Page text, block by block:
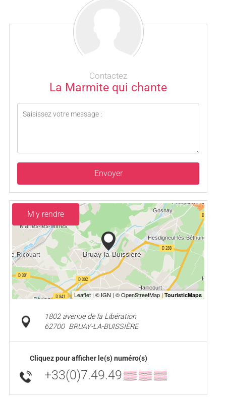
Contactez
La Marmite qui chante
Envoyer
M'y rendre
1802 avenue de la Libération
62700 BRUAY-LA-BUISSIÈRE
Cliquez pour afficher le(s) numéro(s)
+33(0)7.49.49▒▒ ▒▒ ▒▒